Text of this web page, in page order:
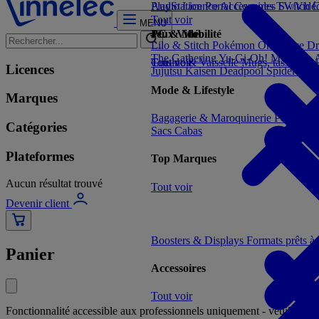
MENU
Licences
Marques
Catégories
Plateformes
Aucun résultat trouvé
Devenir client
Panier
Fonctionnalité accessible aux professionnels uniquement - veuillez
Tout voir
PlayStation PortalConsoles Switch
Jeux Vidéo
Tout voir
Cuisine & VaisselleMugs, tasses,
Mode & Lifestyle
Bagagerie & Maroquinerie Porte-
Sacs Cabas
Top Marques
Tout voir
Boosters & Displays Formats prêts
Accessoires
Tout voir
Audio LicenceAccessoires TV/
PC & Mobilité
Tout voir
Lilo & Stitch Pokémon One Piece
The GatheringYu-Gi-Oh! My Hero
Jujutsu KaisenDeadpoolSpider-